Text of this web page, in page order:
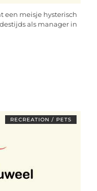
een meisje hysterisch
als manager in
RECREATION / PETS